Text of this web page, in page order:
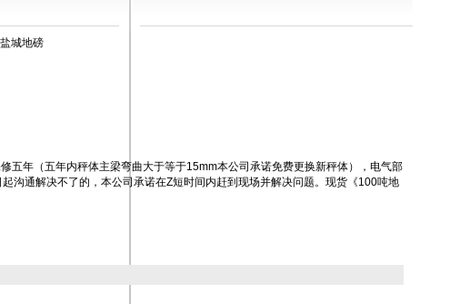
城地磅
五年（五年内秤体主梁弯曲大于等于15mm本公司承诺免费更换新秤体），电气部
沟通解决不了的，本公司承诺在Z短时间内赶到现场并解决问题。现货《100吨地